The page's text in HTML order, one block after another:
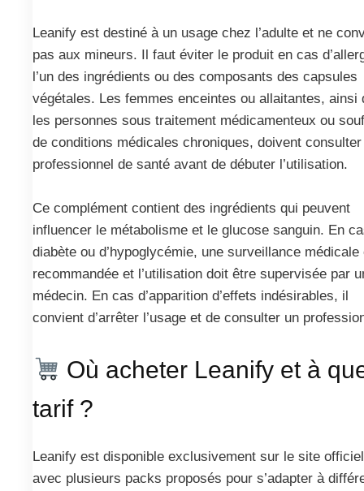
Leanify est destiné à un usage chez l’adulte et ne
pas aux mineurs. Il faut éviter le produit en cas
l’un des ingrédients ou des composants des capsules
végétales. Les femmes enceintes ou allaitantes, ainsi
les personnes sous traitement médicamenteux ou
de conditions médicales chroniques, doivent consulter
professionnel de santé avant de débuter l’utilisation.
Ce complément contient des ingrédients qui peuvent
influencer le métabolisme et le glucose sanguin. En
diabète ou d’hypoglycémie, une surveillance médicale
recommandée et l’utilisation doit être supervisée par
médecin. En cas d’apparition d’effets indésirables, il
convient d’arrêter l’usage et de consulter un
Où acheter Leanify et à
tarif ?
Leanify est disponible exclusivement sur le site
avec plusieurs packs proposés pour s’adapter à